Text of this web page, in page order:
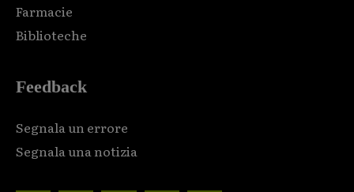
Farmacie
Biblioteche
Feedback
Segnala un errore
Segnala una notizia